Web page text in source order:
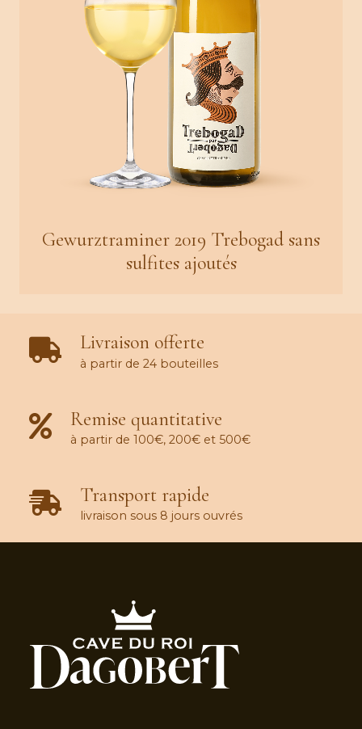
Gewurztraminer 2019 Trebogad sans
sulfites ajoutés
Livraison offerte
à partir de 24 bouteilles
Remise quantitative
à partir de 100€, 200€ et 500€
Transport rapide
livraison sous 8 jours ouvrés